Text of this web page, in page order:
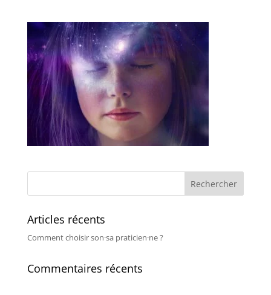
Articles récents
Comment choisir son·sa praticien·ne ?
Commentaires récents